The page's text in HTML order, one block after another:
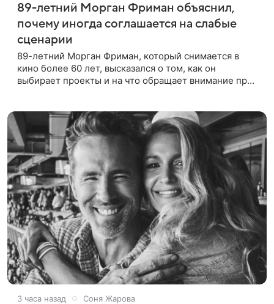
89-летний Морган Фриман объяснил,
почему иногда соглашается на слабые
сценарии
89-летний Морган Фриман, который снимается в
кино более 60 лет, высказался о том, как он
выбирает проекты и на что обращает внимание при
3 часа назад Соня Жарова